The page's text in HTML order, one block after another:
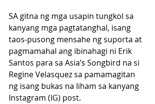
SA gitna ng mga usapin tungkol sa
kanyang mga pagtatanghal, isang
taos-pusong mensahe ng suporta at
pagmamahal ang ibinahagi ni Erik
Santos para sa Asia’s Songbird na si
Regine Velasquez sa pamamagitan
ng isang bukas na liham sa kanyang
Instagram (IG) post.